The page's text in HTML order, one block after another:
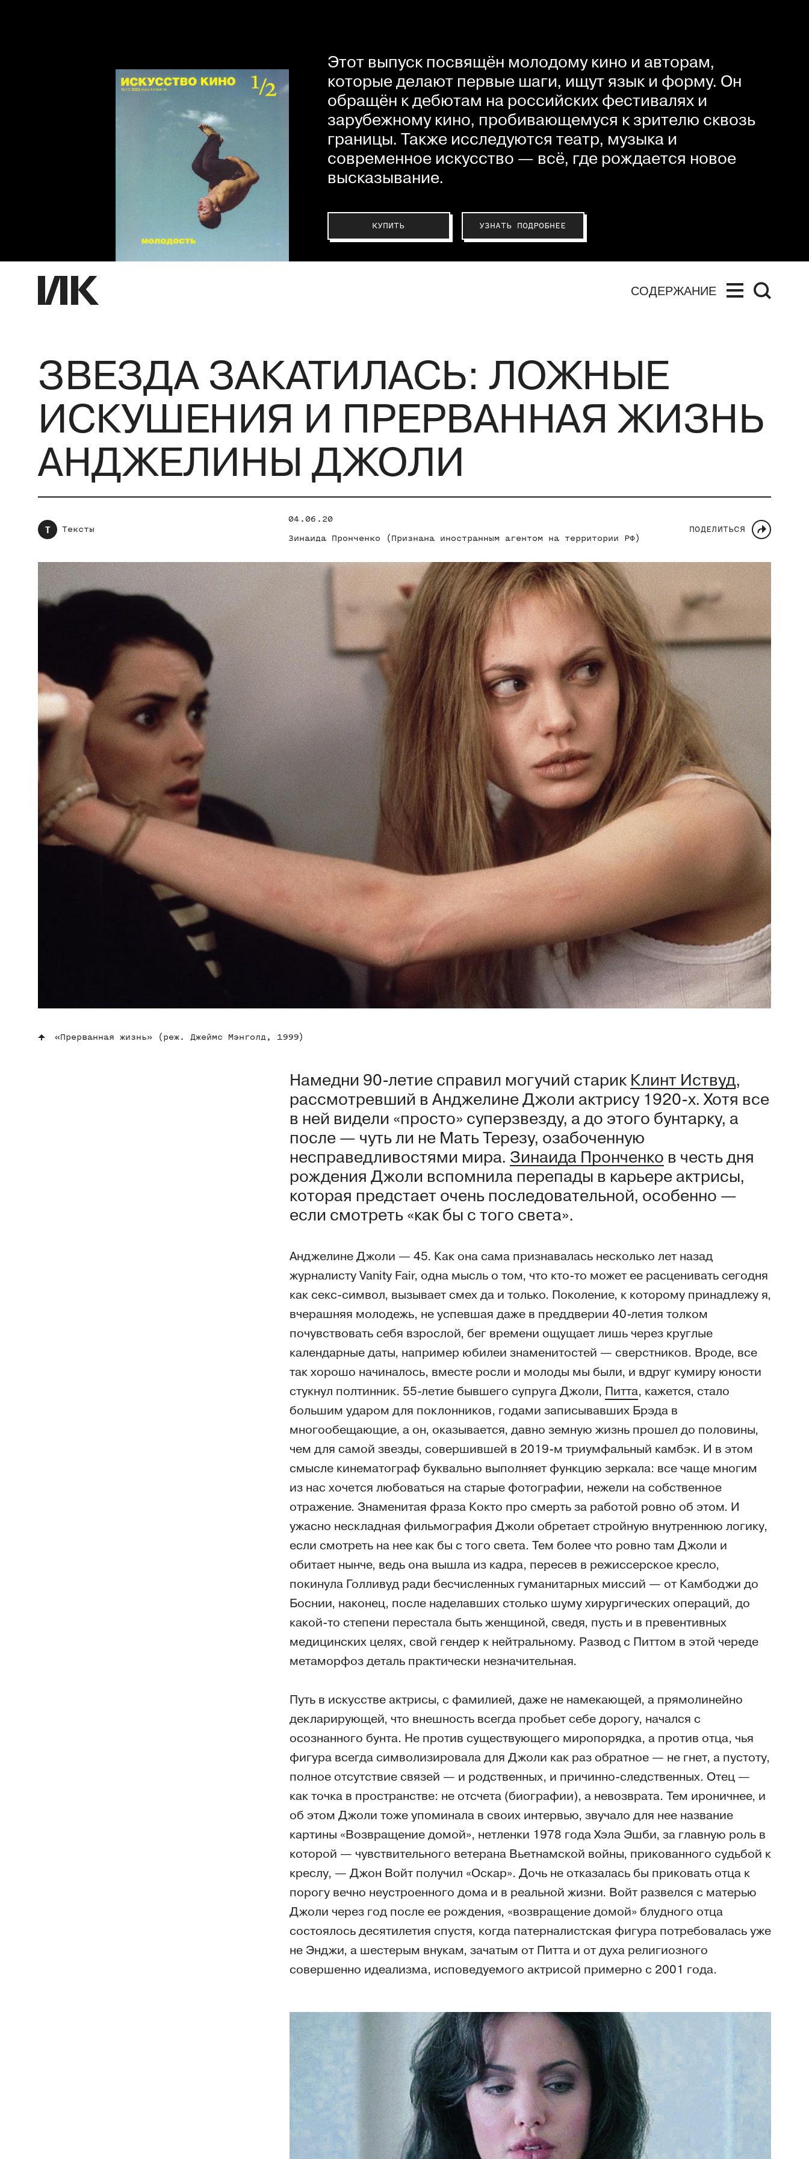
Этот выпуск посвящён молодому кино и авторам,
которые делают первые шаги, ищут язык и форму. Он
обращён к дебютам на российских фестивалях и
зарубежному кино, пробивающемуся к зрителю сквозь
границы. Также исследуются театр, музыка и
современное искусство — всё, где рождается новое
высказывание.
КУПИТЬ УЗНАТЬ ПОДРОБНЕЕ
СОДЕРЖАНИЕ
ЗВЕЗДА ЗАКАТИЛАСЬ: ЛОЖНЫЕ
ИСКУШЕНИЯ И ПРЕРВАННАЯ ЖИЗНЬ
АНДЖЕЛИНЫ ДЖОЛИ
Т Тексты
04.06.20
Зинаида Пронченко (Признана иностранным агентом на территории РФ)
ПОДЕЛИТЬСЯ
«Прерванная жизнь» (реж. Джеймс Мэнголд, 1999)
Намедни 90-летие справил могучий старик Клинт Иствуд,
рассмотревший в Анджелине Джоли актрису 1920-х. Хотя все
в ней видели «просто» суперзвезду, а до этого бунтарку, а
после — чуть ли не Мать Терезу, озабоченную
несправедливостями мира. Зинаида Пронченко в честь дня
рождения Джоли вспомнила перепады в карьере актрисы,
которая предстает очень последовательной, особенно —
если смотреть «как бы с того света».
Анджелине Джоли — 45. Как она сама признавалась несколько лет назад
журналисту Vanity Fair, одна мысль о том, что кто-то может ее расценивать сегодня
как секс-символ, вызывает смех да и только. Поколение, к которому принадлежу я,
вчерашняя молодежь, не успевшая даже в преддверии 40-летия толком
почувствовать себя взрослой, бег времени ощущает лишь через круглые
календарные даты, например юбилеи знаменитостей — сверстников. Вроде, все
так хорошо начиналось, вместе росли и молоды мы были, и вдруг кумиру юности
стукнул полтинник. 55-летие бывшего супруга Джоли, Питта, кажется, стало
большим ударом для поклонников, годами записывавших Брэда в
многообещающие, а он, оказывается, давно земную жизнь прошел до половины,
чем для самой звезды, совершившей в 2019-м триумфальный камбэк. И в этом
смысле кинематограф буквально выполняет функцию зеркала: все чаще многим
из нас хочется любоваться на старые фотографии, нежели на собственное
отражение. Знаменитая фраза Кокто про смерть за работой ровно об этом. И
ужасно нескладная фильмография Джоли обретает стройную внутреннюю логику,
если смотреть на нее как бы с того света. Тем более что ровно там Джоли и
обитает нынче, ведь она вышла из кадра, пересев в режиссерское кресло,
покинула Голливуд ради бесчисленных гуманитарных миссий — от Камбоджи до
Боснии, наконец, после наделавших столько шуму хирургических операций, до
какой-то степени перестала быть женщиной, сведя, пусть и в превентивных
медицинских целях, свой гендер к нейтральному. Развод с Питтом в этой череде
метаморфоз деталь практически незначительная.
Путь в искусстве актрисы, с фамилией, даже не намекающей, а прямолинейно
декларирующей, что внешность всегда пробьет себе дорогу, начался с
осознанного бунта. Не против существующего миропорядка, а против отца, чья
фигура всегда символизировала для Джоли как раз обратное — не гнет, а пустоту,
полное отсутствие связей — и родственных, и причинно-следственных. Отец —
как точка в пространстве: не отсчета (биографии), а невозврата. Тем ироничнее, и
об этом Джоли тоже упоминала в своих интервью, звучало для нее название
картины «Возвращение домой», нетленки 1978 года Хэла Эшби, за главную роль в
которой — чувствительного ветерана Вьетнамской войны, прикованного судьбой к
креслу, — Джон Войт получил «Оскар». Дочь не отказалась бы приковать отца к
порогу вечно неустроенного дома и в реальной жизни. Войт развелся с матерью
Джоли через год после ее рождения, «возвращение домой» блудного отца
состоялось десятилетия спустя, когда патерналистская фигура потребовалась уже
не Энджи, а шестерым внукам, зачатым от Питта и от духа религиозного
совершенно идеализма, исповедуемого актрисой примерно с 2001 года.